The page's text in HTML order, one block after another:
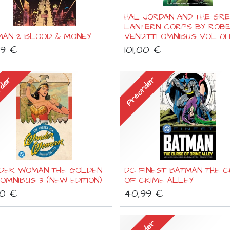
2 BLOOD & MONEY
€
HAL JORDAN AND THE
LANTERN CORPS BY
VENDITTI OMNIBUS VOL 01 1
101,00 €
WOMAN THE GOLDEN
3 (NEW EDITION)
€
DC FINEST BATMAN THE
OF CRIME ALLEY
40,99 €
Preorder